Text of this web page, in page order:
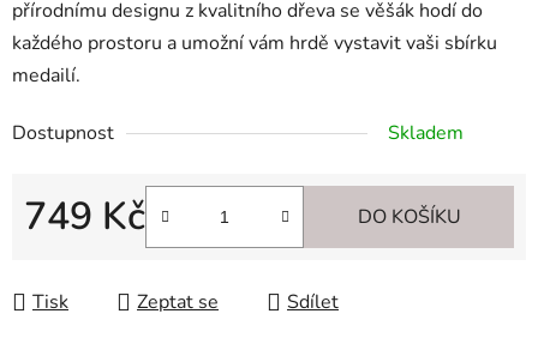
přírodnímu designu z kvalitního dřeva se věšák hodí do
každého prostoru a umožní vám hrdě vystavit vaši sbírku
medailí.
Dostupnost Skladem
749 Kč DO KOŠÍKU
Tisk Zeptat se Sdílet